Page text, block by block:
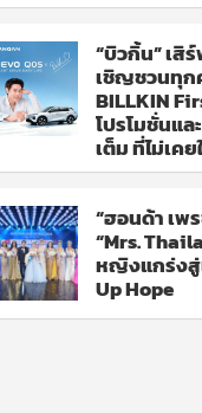
“บิวกิ้น” เสิ
เชิญชวนทุก
BILLKIN
โปรโมชั่นแ
เต็ม ที่ไม่เค
“ฮอนด้า เพ
“Mrs.
หญิงแกร่งสู่
Up Hope